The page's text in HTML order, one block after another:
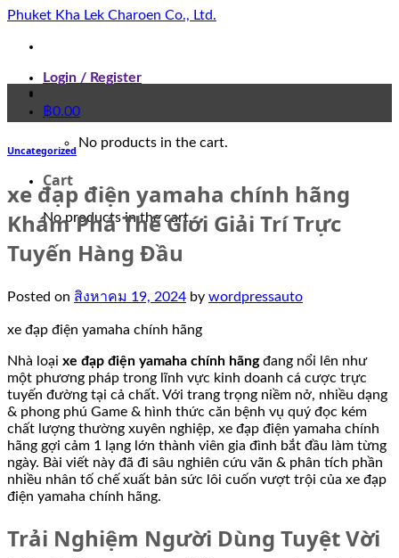
Skip
content
Phuket Kha Lek Charoen Co., Ltd.
Login / Register
฿0.00
No products in the cart.
Cart
No products in the cart.
Uncategorized
xe đạp điện yamaha chính hãng
Khám Phá Thế Giới Giải Trí Trực
Tuyến Hàng Đầu
Posted on สิงหาคม 19, 2024 by wordpressauto
xe đạp điện yamaha chính hãng
Nhà loại xe đạp điện yamaha chính hãngđang nổi lên như
một phương pháp trong lĩnh vực kinh doanh cá cược trực
tuyến đường tại cả chất. Với trang trọng niềm nở, nhiều dạng
& phong phú Game & hình thức căn bệnh vụ quý đọc kém
chất lượng thường xuyên nghiệp, xe đạp điện yamaha chính
hãng gợi cảm 1 lạng lớn thành viên gia đình bắt đầu làm từng
ngày. Bài viết này đã đi sâu nghiên cứu vãn & phân tích phần
nhiều nhân tố chế xuất bản sức lôi cuốn vượt trội của xe đạp
điện yamaha chính hãng.
Trải Nghiệm Người Dùng Tuyệt Vời